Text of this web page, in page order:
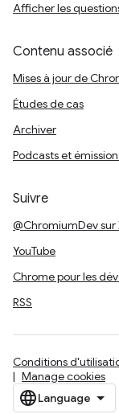
Afficher les
Contenu associé
Mises à jour de
Études de cas
Archiver
Podcasts et
Suivre
@ChromiumDev sur
YouTube
Chrome pour les
RSS
Conditions
Manage cookies